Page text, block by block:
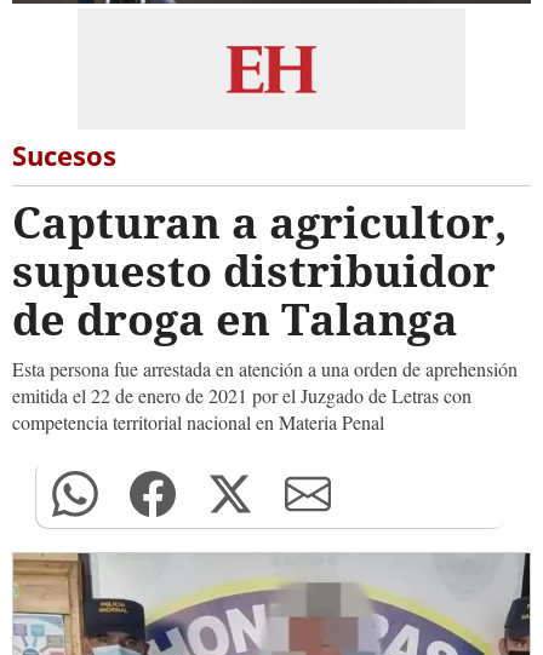
Sucesos
Capturan a agricultor,
supuesto distribuidor
de droga en Talanga
Esta persona fue arrestada en atención a una orden de aprehensión
emitida el 22 de enero de 2021 por el Juzgado de Letras con
competencia territorial nacional en Materia Penal